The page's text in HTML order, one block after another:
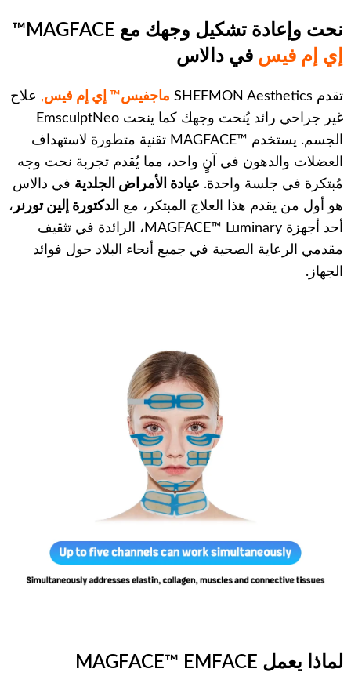
نحت وإعادة تشكيل وجهك مع MAGFACE™
إي إم فيس في دالاس
تقدم SHEFMON Aesthetics ماجفيس™ إي إم فيس, علاج
غير جراحي رائد يُنحت وجهك كما ينحت EmsculptNeo
الجسم. يستخدم MAGFACE™‎ تقنية متطورة لاستهداف
العضلات والدهون في آنٍ واحد، مما يُقدم تجربة نحت وجه
مُبتكرة في جلسة واحدة. عيادة الأمراض الجلدية في دالاس
هو أول من يقدم هذا العلاج المبتكر، مع
الدكتورة إلين تورنر ،
أحد أجهزة MAGFACE™ Luminary، الرائدة في تثقيف
مقدمي الرعاية الصحية في جميع أنحاء البلاد حول فوائد
الجهاز.
لماذا يعمل MAGFACE™ EMFACE